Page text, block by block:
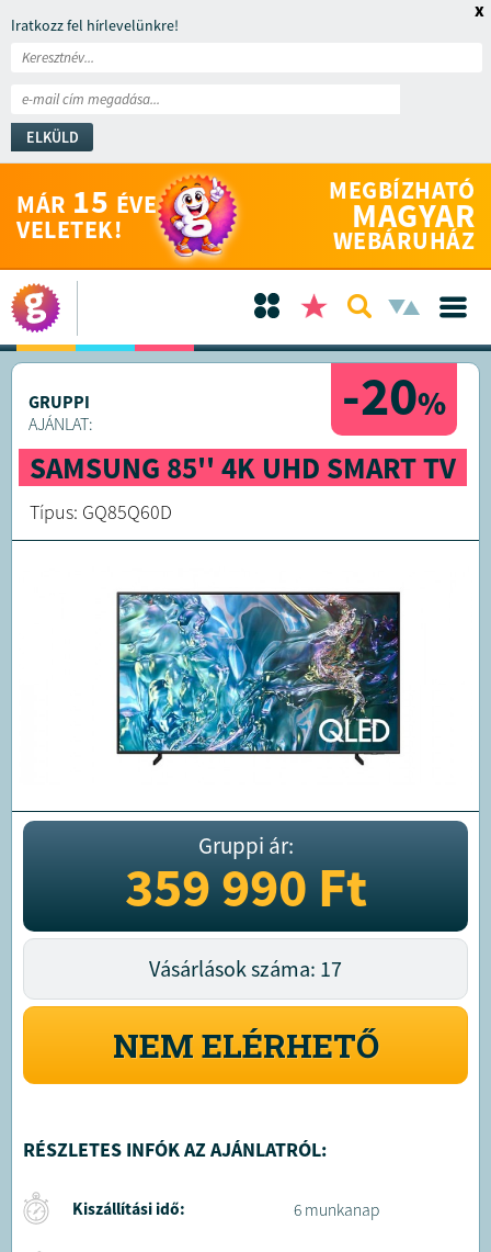
Iratkozz fel hírlevelünkre!
ELKÜLD
x
MÁR 15 ÉVE
VELETEK!
MEGBÍZHATÓ
MAGYAR
WEBÁRUHÁZ
-20%
GRUPPI
AJÁNLAT:
SAMSUNG 85'' 4K UHD SMART TV
Típus: GQ85Q60D
Gruppi ár:
359 990Ft
Vásárlások száma: 17
NEM ELÉRHETŐ
RÉSZLETES INFÓK AZ AJÁNLATRÓL:
Kiszállítási idő: 6 munkanap